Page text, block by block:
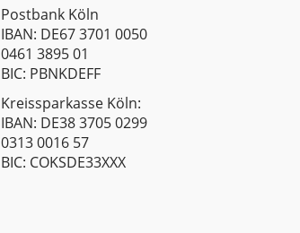
Postbank Köln
IBAN: DE67 3701 0050
0461 3895 01
BIC: PBNKDEFF
Kreissparkasse Köln:
IBAN: DE38 3705 0299
0313 0016 57
BIC: COKSDE33XXX